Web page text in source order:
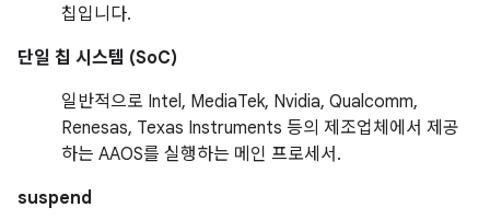
칩입니다.
단일 칩 시스템 (SoC)
일반적으로 Intel, MediaTek, Nvidia, Qualcomm,
Renesas, Texas Instruments 등의 제조업체에서 제공
하는 AAOS를 실행하는 메인 프로세서.
suspend